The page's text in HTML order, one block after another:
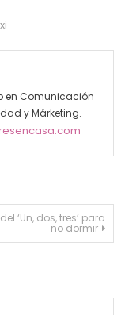
en Comunicación
y Márketing.
‘Un, dos, tres’ para
no dormir